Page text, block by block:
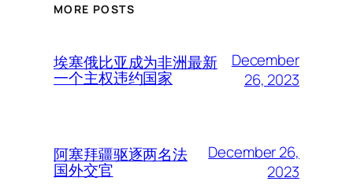
MORE POSTS
埃塞俄比亚成为非洲最新
一个主权违约国家
December
26, 2023
阿塞拜疆驱逐两名法
国外交官
December 26,
2023